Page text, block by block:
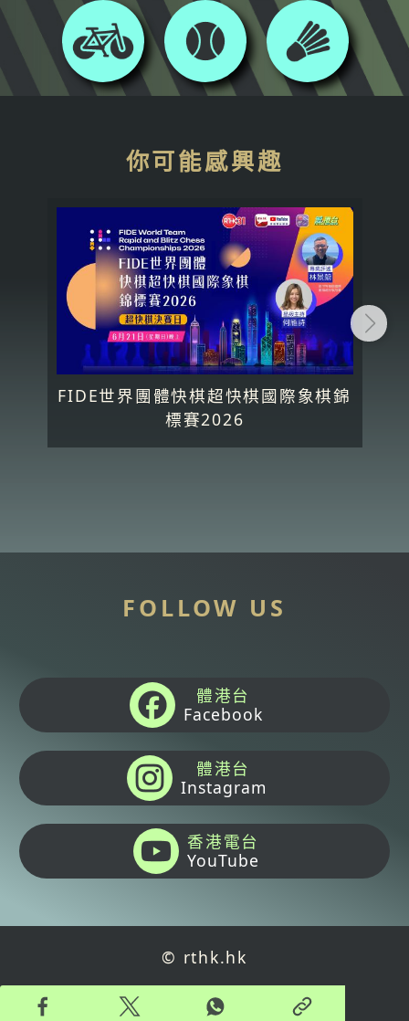
你可能感興趣
FIDE世界團體快棋超快棋國際象棋錦
標賽2026
FOLLOW US
體港台
Facebook
體港台
Instagram
香港電台
YouTube
© rthk.hk